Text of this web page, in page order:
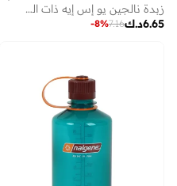
زبدة نالجين يو إس إيه ذات الفم الضيق سعة 1 لتر
د.ك6.65
7.16
-8%